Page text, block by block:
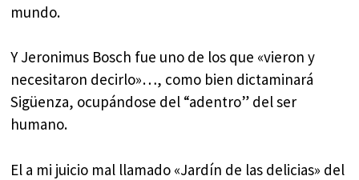
mundo.
Y Jeronimus Bosch fue uno de los que «vieron y
necesitaron decirlo»…, como bien dictaminará
Sigüenza, ocupándose del “adentro” del ser
humano.
El a mi juicio mal llamado «Jardín de las delicias» del